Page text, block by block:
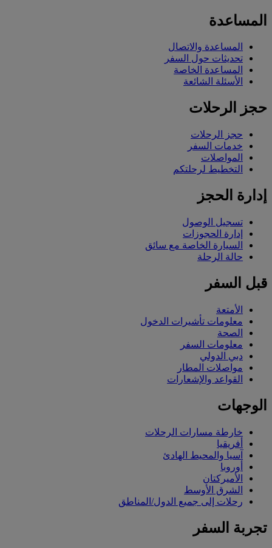
المساعدة
المساعدة والاتصال
تحديثات حول السفر
المساعدة الخاصة
الأسئلة الشائعة
حجز الرحلات
حجز الرحلات
خدمات السفر
المواصلات
التخطيط لرحلتكم
إدارة الحجز
تسجيل الوصول
إدارة الحجوزات
السيارة الخاصة مع سائق
حالة الرحلة
قبل السفر
الأمتعة
معلومات تأشيرات الدخول
الصحة
معلومات السفر
دبي الدولي
مواصلات المطار
القواعد والإشعارات
الوجهات
خارطة مسارات الرحلات
أفريقيا
آسيا والمحيط الهادئ
أوروبا
الأميركتان
الشرق الأوسط
رحلات إلى جميع الدول/المناطق
تجربة السفر